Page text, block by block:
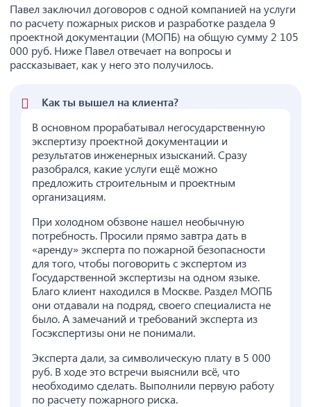
Павел заключил договоров с одной компанией на услуги
по расчету пожарных рисков и разработке раздела 9
проектной документации (МОПБ) на общую сумму 2 105
000 руб. Ниже Павел отвечает на вопросы и
рассказывает, как у него это получилось.
Как ты вышел на клиента?
В основном прорабатывал негосударственную
экспертизу проектной документации и
результатов инженерных изысканий. Сразу
разобрался, какие услуги ещё можно
предложить строительным и проектным
организациям.
При холодном обзвоне нашел необычную
потребность. Просили прямо завтра дать в
«аренду» эксперта по пожарной безопасности
для того, чтобы поговорить с экспертом из
Государственной экспертизы на одном языке.
Благо клиент находился в Москве. Раздел МОПБ
они отдавали на подряд, своего специалиста не
было. А замечаний и требований эксперта из
Госэкспертизы они не понимали.
Эксперта дали, за символическую плату в 5 000
руб. В ходе это встречи выяснили всё, что
необходимо сделать. Выполнили первую работу
по расчету пожарного риска.